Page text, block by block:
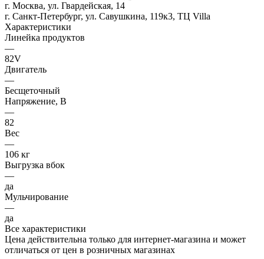
г. Москва, ул. Гвардейская, 14
г. Санкт-Петербург, ул. Савушкина, 119к3, ТЦ Villa
Характеристики
Линейка продуктов
—
82V
Двигатель
—
Бесщеточный
Напряжение, В
—
82
Вес
—
106 кг
Выгрузка вбок
—
да
Мульчирование
—
да
Все характеристики
Цена действительна только для интернет-магазина и может
отличаться от цен в розничных магазинах